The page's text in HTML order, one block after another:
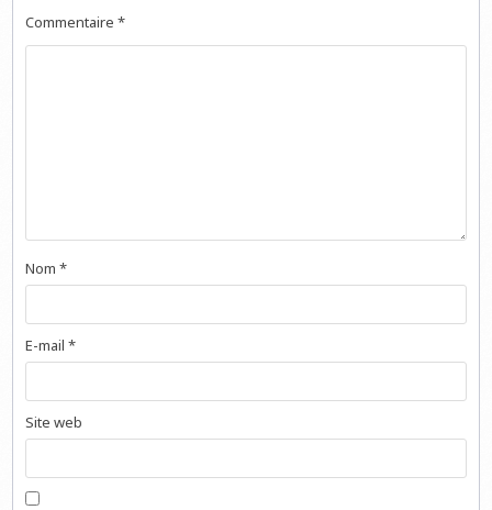
Commentaire*
Nom*
E-mail*
Site web